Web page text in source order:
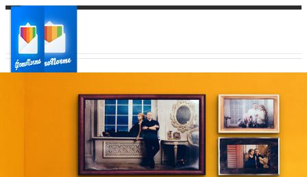
Ваш регион доставки
Выберите из списка: